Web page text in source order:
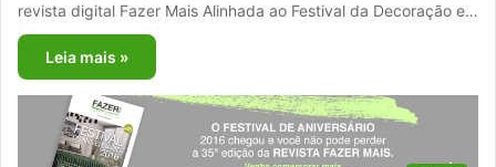
revista digital Fazer Mais Alinhada ao Festival da Decoração e…
Leia mais »